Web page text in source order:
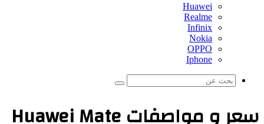
Huawei
Realme
Infinix
Nokia
OPPO
Iphone
بحث
سعر و مواصفات Huawei Mate